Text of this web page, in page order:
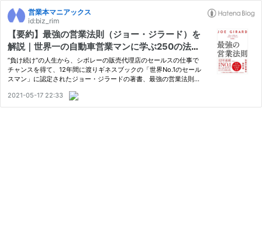
営業本マニアックス
id:biz_rim
【要約】最強の営業法則（ジョー・ジラード）を
解説｜世界一の自動車営業マンに学ぶ250の法則
とコツ
”負け続け”の人生から、シボレーの販売代理店のセールスの仕事で
チャンスを得て、12年間に渡りギネスブックの「世界No.1のセール
スマン」に認定されたジョー・ジラードの著書、最強の営業法則の
2021-05-17 22:33